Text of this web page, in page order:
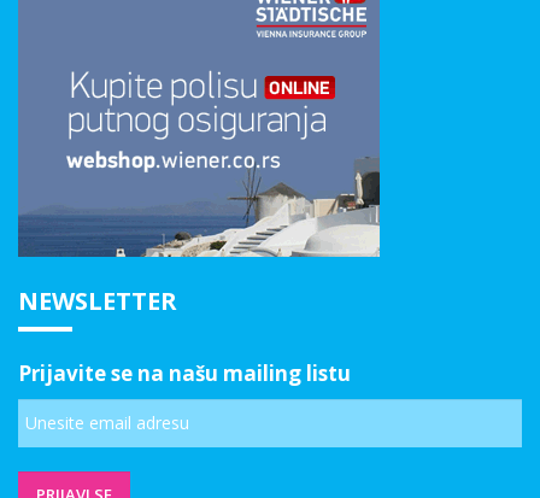
NEWSLETTER
Prijavite se na našu mailing listu